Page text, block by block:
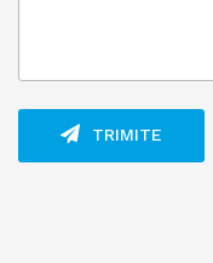
TRIMITE